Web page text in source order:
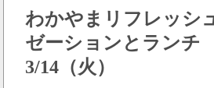
わかやまリフレッシ
ゼーションとランチ
3/14（火）